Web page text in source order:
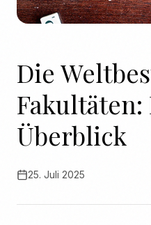
Die
Fakultäten:
Überblick
25. Juli 2025